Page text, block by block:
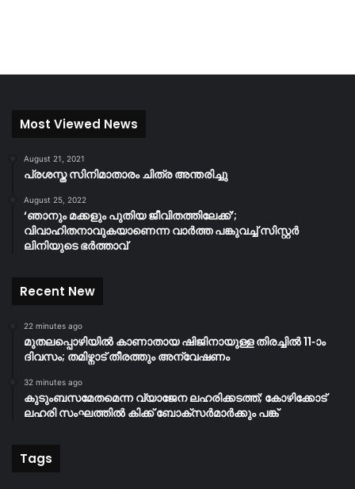
Most Viewed News
August 21, 2021
പ്രശസ്ത സിനിമാതാരം ചിത്ര അന്തരിച്ചു
August 25, 2022
‘ഞാനും മക്കളും പുതിയ ജീവിതത്തിലേക്ക്’;
വിവാഹിതനാവുകയാണെന്ന വാർത്ത പങ്കുവച്ച് സിസ്റ്റർ
ലിനിയുടെ ഭർത്താവ്
Recent New
22 minutes ago
മുതലപ്പൊഴിയിൽ കാണാതായ ഷിജിനായുള്ള തിരച്ചിൽ 11-ാം
ദിവസം; തമിഴ്നാട് തീരത്തും അന്വേഷണം
32 minutes ago
കുടുംബസമേതമെന്ന വ്യാജേന ലഹരിക്കടത്ത്; കോഴിക്കോട്
ലഹരി സംഘത്തിൽ കിക്ക് ബോക്സർമാർക്കും പങ്ക്
Tags